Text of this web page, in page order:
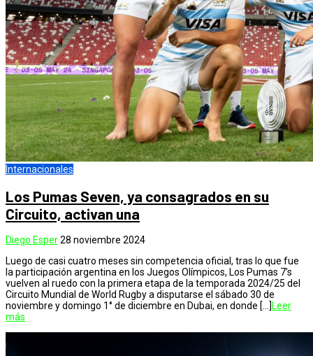
Internacionales
Los Pumas Seven, ya consagrados en su
Circuito, activan una
Diego Esper28 noviembre 2024
Luego de casi cuatro meses sin competencia oficial, tras lo que fue
la participación argentina en los Juegos Olímpicos, Los Pumas 7’s
vuelven al ruedo con la primera etapa de la temporada 2024/25 del
Circuito Mundial de World Rugby a disputarse el sábado 30 de
noviembre y domingo 1° de diciembre en Dubai, en donde […] Leer
más